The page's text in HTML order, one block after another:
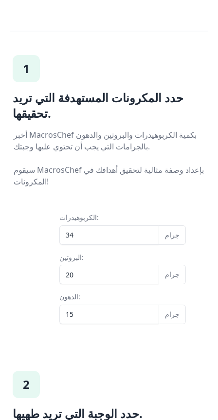
1
حدد المكرونات المستهدفة التي تريد
تحقيقها.
أخبر MacrosChef بكمية الكربوهيدرات والبروتين والدهون
بالجرامات التي يجب أن تحتوي عليها وجبتك.
سيقوم MacrosChef بإعداد وصفة مثالية لتحقيق أهدافك في
المكرونات!
الكربوهيدرات:
جرام
البروتين:
جرام
الدهون:
جرام
2
حدد الوجبة التي تريد طهيها.